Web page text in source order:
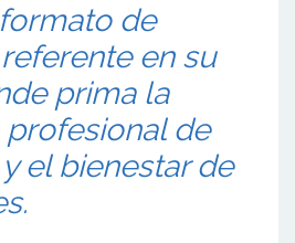
de
en su
prima la
de
el bienestar de